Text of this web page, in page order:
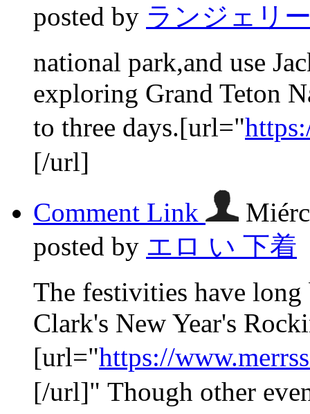
posted by ランジェリ
national park,and use
exploring Grand Teton
to three days.[url="
[/url]
Comment Link
posted by エロ い 下着
The festivities have
Clark's New Year's
[url="https://
[/url]" Though other